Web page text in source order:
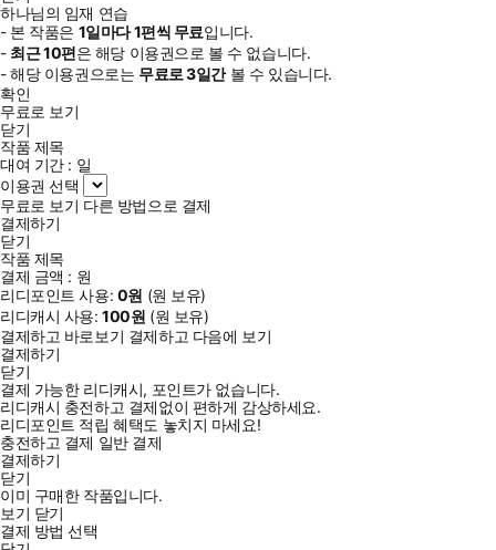
하나님의 임재 연습
- 본 작품은 1일마다1편씩 무료입니다.
- 최근10편은 해당 이용권으로 볼 수 없습니다.
- 해당 이용권으로는 무료로3일간볼 수 있습니다.
확인
무료로 보기
닫기
작품 제목
대여 기간 : 일
이용권 선택
무료로 보기 다른 방법으로 결제
결제하기
닫기
작품 제목
결제 금액 : 원
리디포인트 사용: 0원 (원 보유)
리디캐시 사용:100원 (원 보유)
결제하고 바로보기 결제하고 다음에 보기
결제하기
닫기
결제 가능한 리디캐시, 포인트가 없습니다.
리디캐시 충전하고 결제없이 편하게 감상하세요.
리디포인트 적립 혜택도 놓치지 마세요!
충전하고 결제 일반 결제
결제하기
닫기
이미 구매한 작품입니다.
보기 닫기
결제 방법 선택